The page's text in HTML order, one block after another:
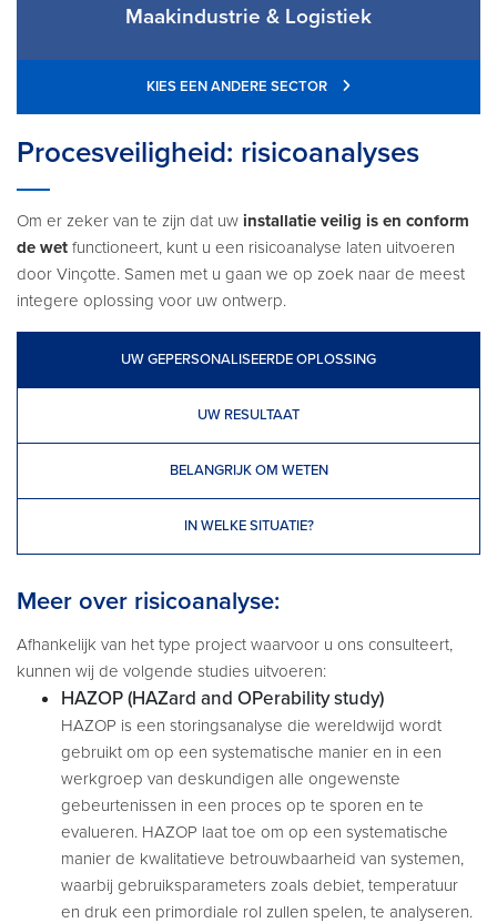
Maakindustrie & Logistiek
KIES EEN ANDERE SECTOR
Procesveiligheid: risicoanalyses
Om er zeker van te zijn dat uw installatie veilig is en conform
de wet functioneert, kunt u een risicoanalyse laten uitvoeren
door Vinçotte. Samen met u gaan we op zoek naar de meest
integere oplossing voor uw ontwerp.
UW GEPERSONALISEERDE OPLOSSING
UW RESULTAAT
BELANGRIJK OM WETEN
IN WELKE SITUATIE?
Meer over risicoanalyse:
Afhankelijk van het type project waarvoor u ons consulteert,
kunnen wij de volgende studies uitvoeren:
HAZOP (HAZard and OPerability study)
HAZOP is een storingsanalyse die wereldwijd wordt
gebruikt om op een systematische manier en in een
werkgroep van deskundigen alle ongewenste
gebeurtenissen in een proces op te sporen en te
evalueren. HAZOP laat toe om op een systematische
manier de kwalitatieve betrouwbaarheid van systemen,
waarbij gebruiksparameters zoals debiet, temperatuur
en druk een primordiale rol zullen spelen, te analyseren.